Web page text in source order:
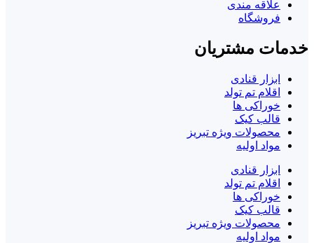
علاقه مندی
فروشگاه
خدمات مشتریان
ابزار قنادی
اقلام تم تولد
خوراکی ها
قالب کیک
محصولات ویژه تبریز
مواد اولیه
ابزار قنادی
اقلام تم تولد
خوراکی ها
قالب کیک
محصولات ویژه تبریز
مواد اولیه